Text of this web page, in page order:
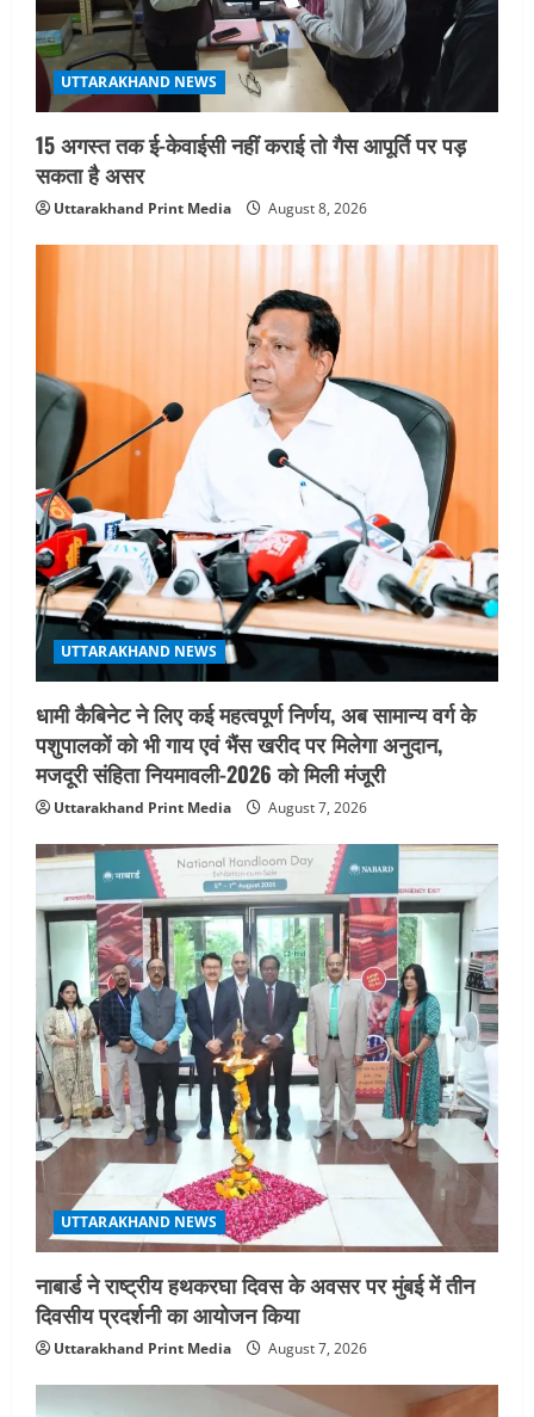
4
सहसपुर विधानसभा क्षेत्र के पोलिंग बूथों का
निरीक्षण कर एसआईआर आपत्ति निस्तारण
शिविर की व्यवस्थाओं का लिया जायजा
August 6, 2026
UTTARAKHAND NEWS
चयन : रेखा आर्या
UTTARAKHAND NEWS
15 अगस्त तक ई-केवाईसी नहीं कराई तो गैस आपूर्ति पर पड़
सकता है असर
Uttarakhand Print Media August 8, 2026
UTTARAKHAND NEWS
धामी कैबिनेट ने लिए कई महत्वपूर्ण निर्णय, अब सामान्य वर्ग के
पशुपालकों को भी गाय एवं भैंस खरीद पर मिलेगा अनुदान,
मजदूरी संहिता नियमावली-2026 को मिली मंजूरी
Uttarakhand Print Media August 7, 2026
UTTARAKHAND NEWS
नाबार्ड ने राष्ट्रीय हथकरघा दिवस के अवसर पर मुंबई में तीन
दिवसीय प्रदर्शनी का आयोजन किया
Uttarakhand Print Media August 7, 2026